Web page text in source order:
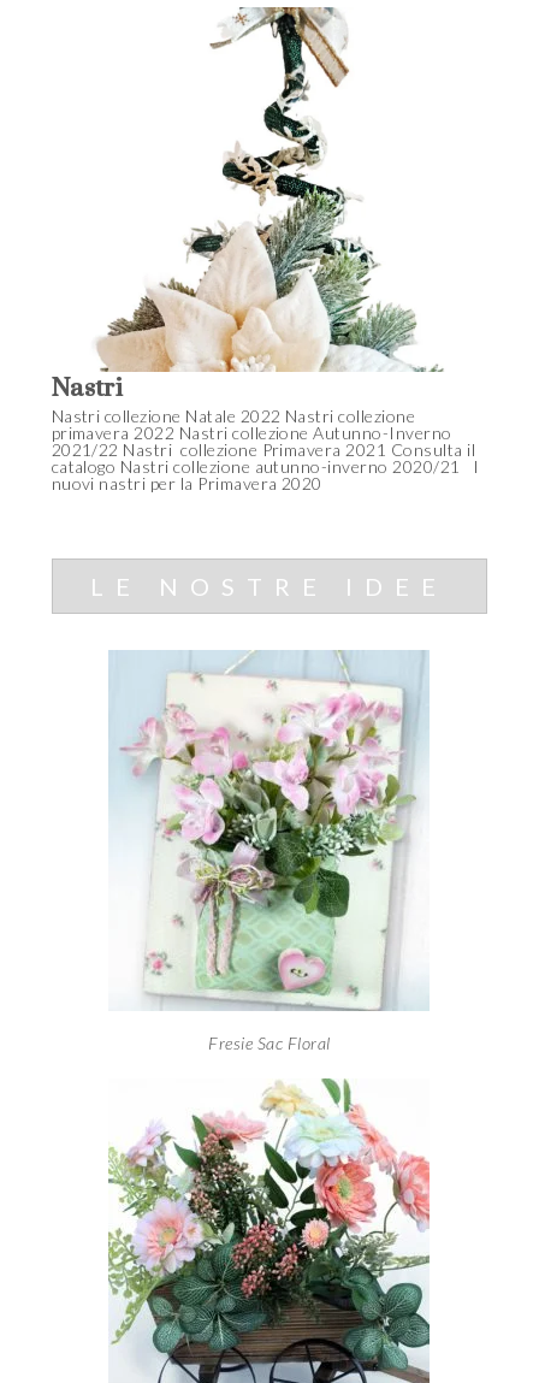
Nastri
Nastri collezione Natale 2022 Nastri collezione
primavera 2022 Nastri collezione Autunno-Inverno
2021/22 Nastri collezione Primavera 2021 Consulta il
catalogo Nastri collezione autunno-inverno 2020/21 I
nuovi nastri per la Primavera 2020
LE NOSTRE IDEE
Fresie Sac Floral